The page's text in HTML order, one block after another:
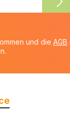
und die AGB